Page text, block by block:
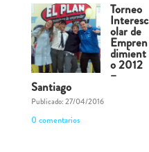
Torneo
Interesc
olar de
Empren
dimient
o 2012
–
Santiago
Publicado: 27/04/2016
0 comentarios